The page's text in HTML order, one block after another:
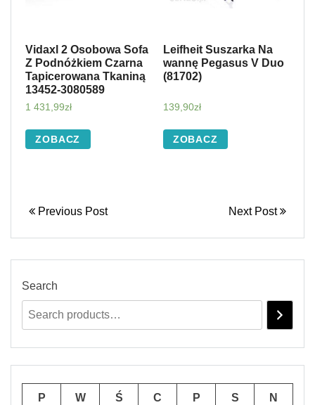
Vidaxl 2 Osobowa Sofa
Z Podnóżkiem Czarna
Tapicerowana Tkaniną
13452-3080589
1 431,99zł
ZOBACZ
Leifheit Suszarka Na
wannę Pegasus V Duo
(81702)
139,90zł
ZOBACZ
Previous Post Next Post
Search
P W Ś C P S N